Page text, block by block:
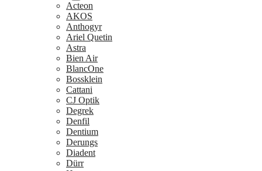
Acteon
AKOS
Anthogyr
Ariel Quetin
Astra
Bien Air
BlancOne
Bossklein
Cattani
CJ Optik
Degrek
Denfil
Dentium
Derungs
Diadent
Dürr